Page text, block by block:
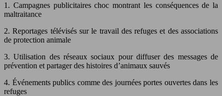
1. Campagnes publicitaires choc montrant les conséquences de la
maltraitance
2. Reportages télévisés sur le travail des refuges et des associations
de protection animale
3. Utilisation des réseaux sociaux pour diffuser des messages de
prévention et partager des histoires d’animaux sauvés
4. Événements publics comme des journées portes ouvertes dans les
refuges